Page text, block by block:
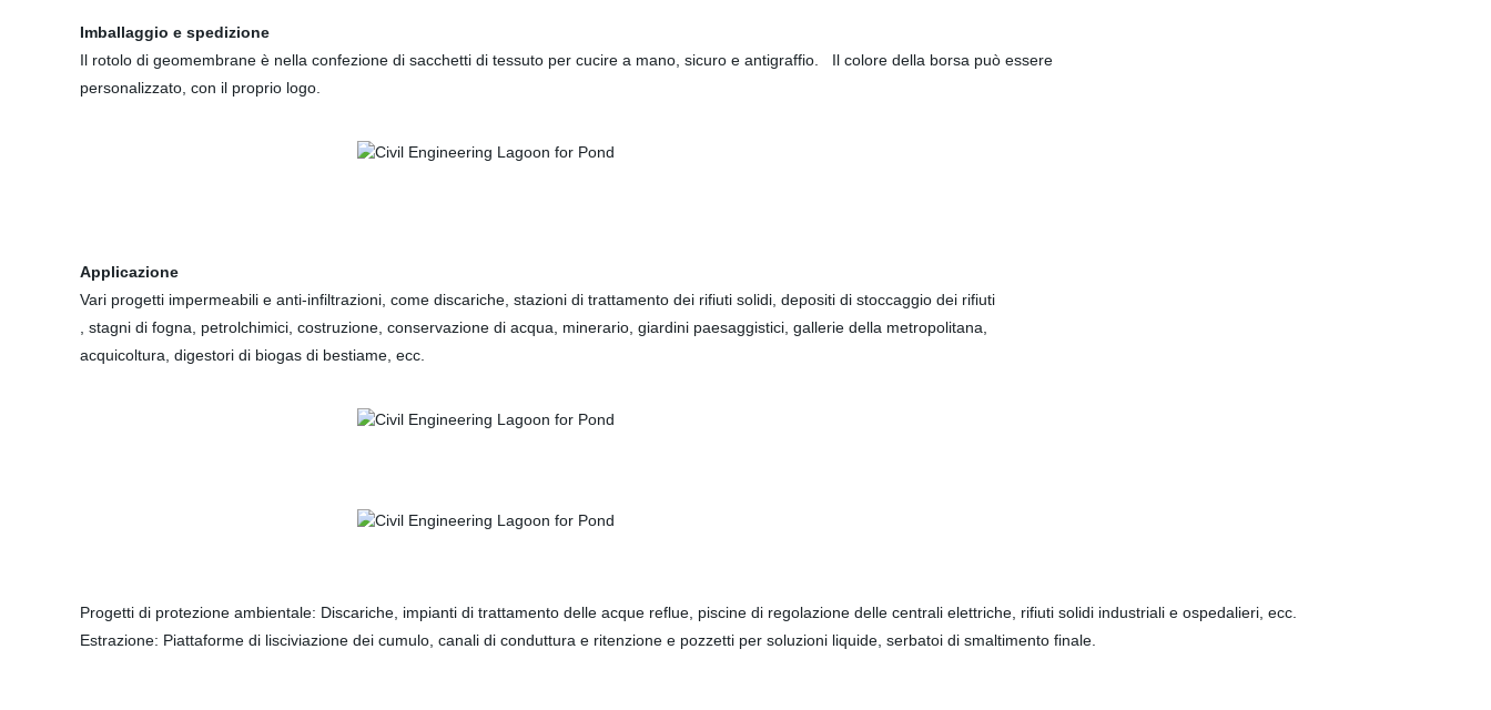
Imballaggio e spedizione
Il rotolo di geomembrane è nella confezione di sacchetti di tessuto per cucire a mano, sicuro e antigraffio. Il colore della borsa può essere
personalizzato, con il proprio logo.
Applicazione
Vari progetti impermeabili e anti-infiltrazioni, come discariche, stazioni di trattamento dei rifiuti solidi, depositi di stoccaggio dei rifiuti
, stagni di fogna, petrolchimici, costruzione, conservazione di acqua, minerario, giardini paesaggistici, gallerie della metropolitana,
acquicoltura, digestori di biogas di bestiame, ecc.
Progetti di protezione ambientale: Discariche, impianti di trattamento delle acque reflue, piscine di regolazione delle centrali elettriche, rifiuti solidi industriali e ospedalieri, ecc.
Estrazione: Piattaforme di lisciviazione dei cumulo, canali di conduttura e ritenzione e pozzetti per soluzioni liquide, serbatoi di smaltimento finale.